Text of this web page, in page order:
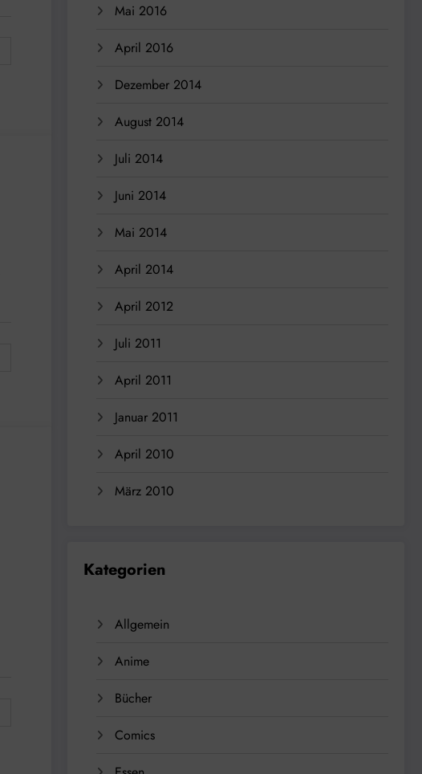
Mai 2016
April 2016
Dezember 2014
August 2014
Juli 2014
Juni 2014
Mai 2014
April 2014
April 2012
Juli 2011
April 2011
Januar 2011
April 2010
März 2010
Kategorien
Allgemein
Anime
Bücher
Comics